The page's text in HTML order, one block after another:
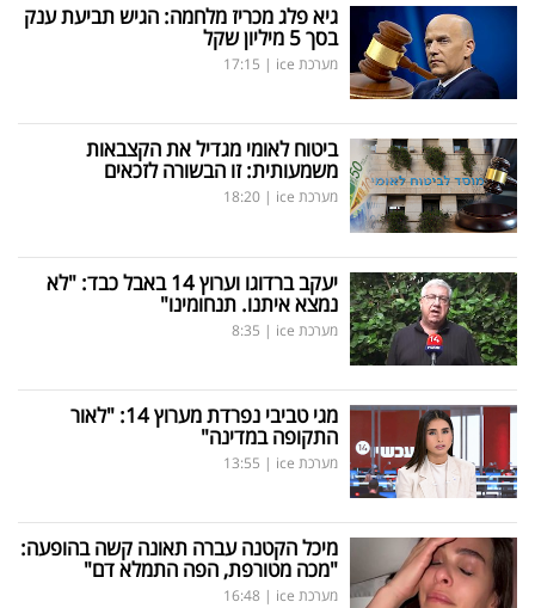
גיא פלג מכריז מלחמה: הגיש תביעת ענק
בסך 5 מיליון שקל
מערכת ice |
17:15
ביטוח לאומי מגדיל את הקצבאות
משמעותית: זו הבשורה לזכאים
מערכת ice |
18:20
יעקב ברדוגו וערוץ 14 באבל כבד: "לא
נמצא איתנו. תנחומינו"
מערכת ice |
8:35
מגי טביבי נפרדת מערוץ 14: "לאור
התקופה במדינה"
מערכת ice |
13:55
מיכל הקטנה עברה תאונה קשה בהופעה:
"מכה מטורפת, הפה התמלא דם"
מערכת ice |
16:48